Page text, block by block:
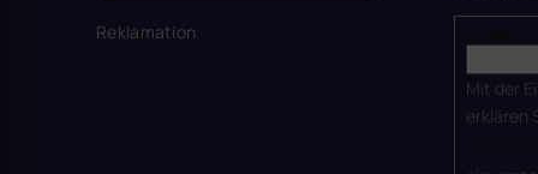
Reklamation
Mit der
erklären